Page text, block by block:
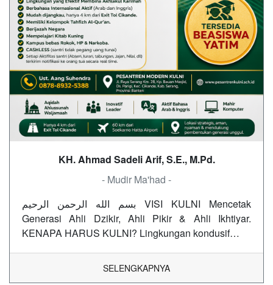
KH. Ahmad Sadeli Arif, S.E., M.Pd.
- Mudir Ma'had -
بسم الله الرحمن الرحيم VISI KULNI Mencetak
Generasi Ahli Dzikir, Ahli Pikir & Ahli Ikhtiyar.
KENAPA HARUS KULNI? Lingkungan kondusif…
SELENGKAPNYA